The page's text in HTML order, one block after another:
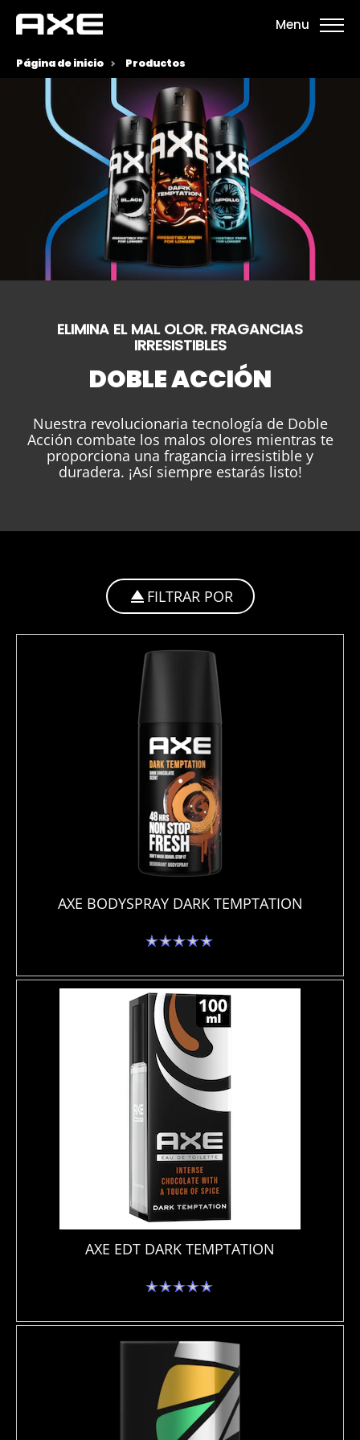
Menu
Página de inicio Productos
ELIMINA EL MAL OLOR. FRAGANCIAS
IRRESISTIBLES
DOBLE ACCIÓN
Nuestra revolucionaria tecnología de Doble
Acción combate los malos olores mientras te
proporciona una fragancia irresistible y
duradera. ¡Así siempre estarás listo!
FILTRAR POR
AXE BODYSPRAY DARK TEMPTATION
No
enviado
calificaciones
para
este
product
AXE EDT DARK TEMPTATION
No
enviado
calificaciones
este